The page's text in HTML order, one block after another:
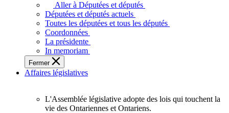
députés
vous
représentent
sein
de
l'Assemblée
législative
l'Ontario.
Aller à Députées et députés
Députées et députés actuels
Toutes les députées et tous les députés
Coordonnées
La présidente
In memoriam
Fermer
Affaires législatives
L'Assemblée
L'Assemblée législative adopte des lois qui touchent la
vie des Ontariennes et Ontariens.